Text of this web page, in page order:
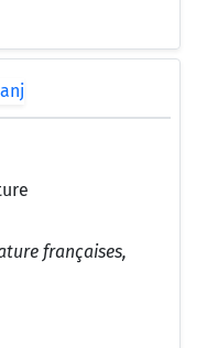
françaises,